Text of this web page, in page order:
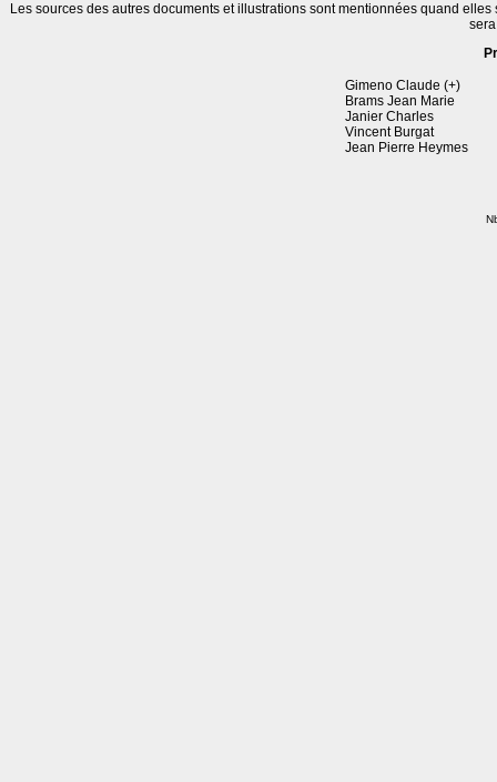
Les sources des autres documents et illustrations sont mentionnées quand
Gimeno Claude (+)
Brams Jean Marie
Janier Charles
Vincent Burgat
Jean Pierre Heymes